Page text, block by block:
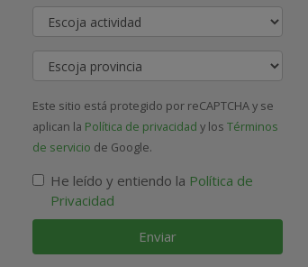
Contacte con nosotros
Actividad
Provincia
Este sitio está protegido por reCAPTCHA y se
aplican la Política de privacidad y los Términos
de servicio de Google.
He leído y entiendo la Política de
Privacidad
Enviar